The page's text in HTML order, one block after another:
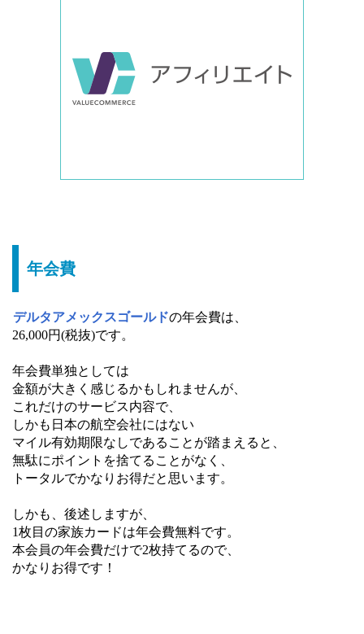
年会費
デルタアメックスゴールドの年会費は、
26,000円(税抜)です。
年会費単独としては
金額が大きく感じるかもしれませんが、
これだけのサービス内容で、
しかも日本の航空会社にはない
マイル有効期限なしであることが踏まえると、
無駄にポイントを捨てることがなく、
トータルでかなりお得だと思います。
しかも、後述しますが、
1枚目の家族カードは年会費無料です。
本会員の年会費だけで2枚持てるので、
かなりお得です！